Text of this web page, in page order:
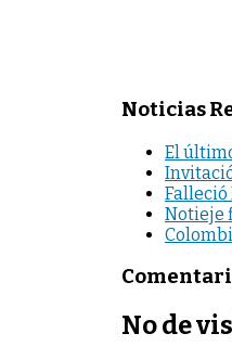
Noticias
El
Falleció
Notieje
No de